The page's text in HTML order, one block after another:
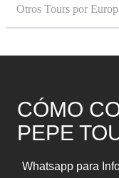
Otros Tours por
CÓMO
PEPE
Whatsapp para